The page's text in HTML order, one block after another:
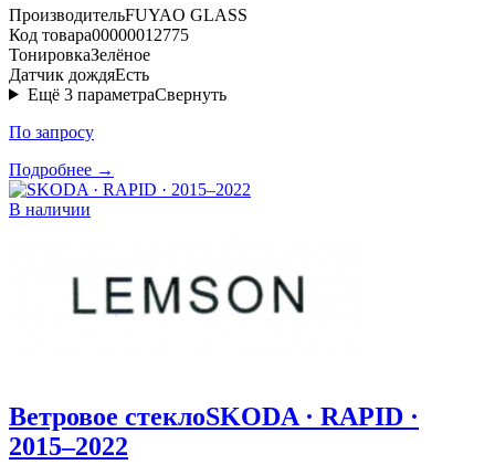
ПроизводительFUYAO GLASS
Код товара00000012775
ТонировкаЗелёное
Датчик дождяЕсть
Ещё 3 параметраСвернуть
По запросу
Подробнее →
В наличии
Ветровое стеклоSKODA · RAPID ·
2015–2022